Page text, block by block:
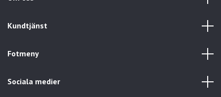
Kundtjänst
Fotmeny
Sociala medier